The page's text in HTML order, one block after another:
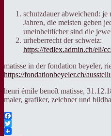
schutzdauer abweichend:
Jahren, die meisten geben
uneinheitlicher sind die
urheberrecht der schweiz:
https://fedlex.admin.ch/eli/
matisse in der fondation beyeler,
https://fondationbeyeler.ch/
henri émile benoît matisse,
maler, grafiker, zeichner und
Facebook
Twitter